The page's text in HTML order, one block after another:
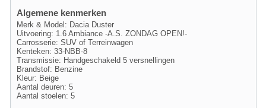
Algemene kenmerken
Merk & Model: Dacia Duster
Uitvoering: 1.6 Ambiance -A.S. ZONDAG OPEN!-
Carrosserie: SUV of Terreinwagen
Kenteken: 33-NBB-8
Transmissie: Handgeschakeld 5 versnellingen
Brandstof: Benzine
Kleur: Beige
Aantal deuren: 5
Aantal stoelen: 5